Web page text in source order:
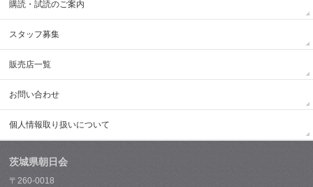
購読・試読のご案内
スタッフ募集
販売店一覧
お問い合わせ
個人情報取り扱いについて
茨城県朝日会
〒260-0018